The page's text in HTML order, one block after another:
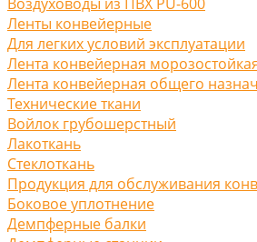
Ленты конвейерные
Для легких условий эксплуатации
Лента конвейерная
Лента конвейерная общего
Технические ткани
Войлок грубошерстный
Лакоткань
Стеклоткань
Продукция для обслуживания
Боковое уплотнение
Демпферные балки